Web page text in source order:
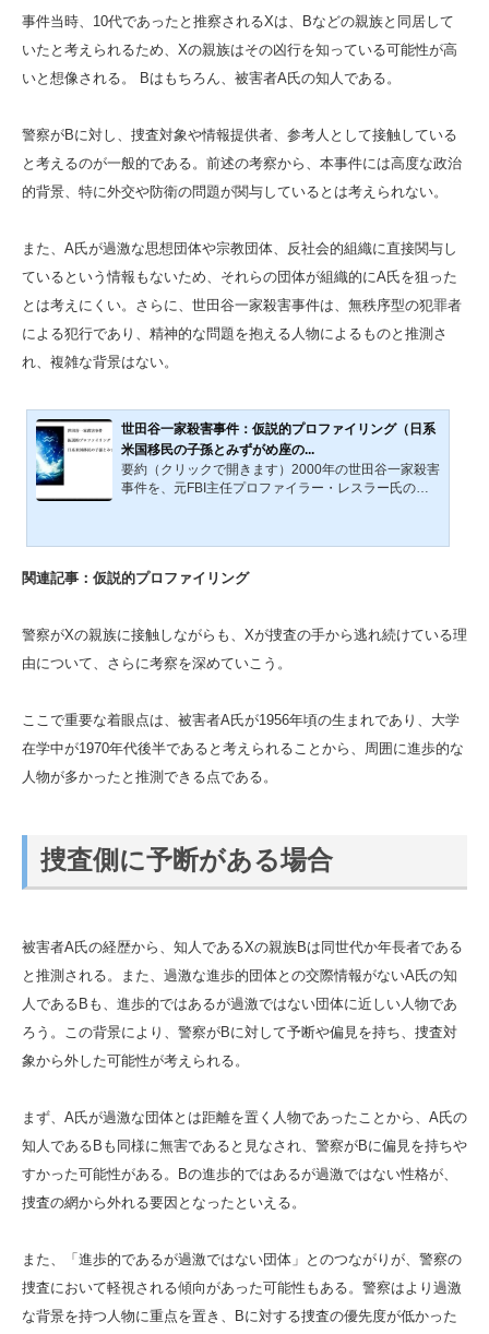
事件当時、10代であったと推察されるXは、Bなどの親族と同居して
いたと考えられるため、Xの親族はその凶行を知っている可能性が高
いと想像される。 Bはもちろん、被害者A氏の知人である。
警察がBに対し、捜査対象や情報提供者、参考人として接触している
と考えるのが一般的である。前述の考察から、本事件には高度な政治
的背景、特に外交や防衛の問題が関与しているとは考えられない。
また、A氏が過激な思想団体や宗教団体、反社会的組織に直接関与し
ているという情報もないため、それらの団体が組織的にA氏を狙った
とは考えにくい。さらに、世田谷一家殺害事件は、無秩序型の犯罪者
による犯行であり、精神的な問題を抱える人物によるものと推測さ
れ、複雑な背景はない。
世田谷一家殺害事件：仮説的プロファイリング（日系
米国移民の子孫とみずがめ座の...
要約（クリックで開きます）2000年の世田谷一家殺害
事件を、元FBI主任プロファイラー・レスラー氏の秩
の可能性や、1970年代以降の米国西海岸日系移民社会
文化的背景が動機形成に影響した可能性を指摘する。
を探る。本サイトでは、2000年12月30日夜から31日
未明に発生した世田谷一...
関連記事：仮説的プロファイリング
警察がXの親族に接触しながらも、Xが捜査の手から逃れ続けている理
由について、さらに考察を深めていこう。
ここで重要な着眼点は、被害者A氏が1956年頃の生まれであり、大学
在学中が1970年代後半であると考えられることから、周囲に進歩的な
人物が多かったと推測できる点である。
捜査側に予断がある場合
被害者A氏の経歴から、知人であるXの親族Bは同世代か年長者である
と推測される。また、過激な進歩的団体との交際情報がないA氏の知
人であるBも、進歩的ではあるが過激ではない団体に近しい人物であ
ろう。この背景により、警察がBに対して予断や偏見を持ち、捜査対
象から外した可能性が考えられる。
まず、A氏が過激な団体とは距離を置く人物であったことから、A氏の
知人であるBも同様に無害であると見なされ、警察がBに偏見を持ちや
すかった可能性がある。Bの進歩的ではあるが過激ではない性格が、
捜査の網から外れる要因となったといえる。
また、「進歩的であるが過激ではない団体」とのつながりが、警察の
捜査において軽視される傾向があった可能性もある。警察はより過激
な背景を持つ人物に重点を置き、Bに対する捜査の優先度が低かった